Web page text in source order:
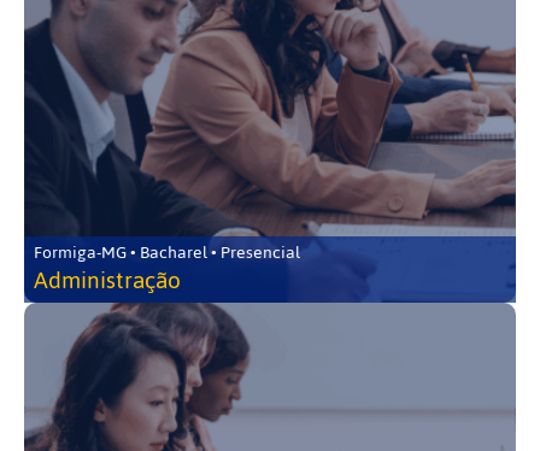
Formiga-MG • Bacharel • Presencial
Administração